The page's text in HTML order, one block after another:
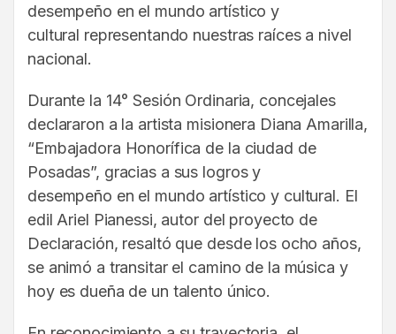
desempeño en el mundo artístico y
cultural representando nuestras raíces a nivel
nacional.
Durante la 14° Sesión Ordinaria, concejales
declararon a la artista misionera Diana Amarilla,
“Embajadora Honorífica de la ciudad de
Posadas”, gracias a sus logros y
desempeño en el mundo artístico y cultural. El
edil Ariel Pianessi, autor del proyecto de
Declaración, resaltó que desde los ocho años,
se animó a transitar el camino de la música y
hoy es dueña de un talento único.